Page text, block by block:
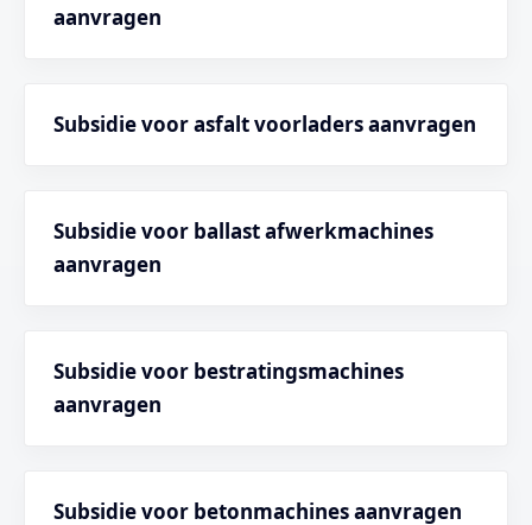
aanvragen
Subsidie voor asfalt voorladers aanvragen
Subsidie voor ballast afwerkmachines
aanvragen
Subsidie voor bestratingsmachines
aanvragen
Subsidie voor betonmachines aanvragen